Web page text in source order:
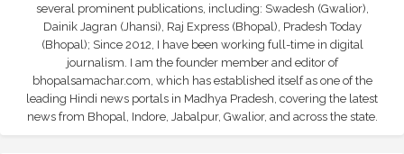
several prominent publications, including: Swadesh (Gwalior),
Dainik Jagran (Jhansi), Raj Express (Bhopal), Pradesh Today
(Bhopal); Since 2012, I have been working full-time in digital
journalism. I am the founder member and editor of
bhopalsamachar.com, which has established itself as one of the
leading Hindi news portals in Madhya Pradesh, covering the latest
news from Bhopal, Indore, Jabalpur, Gwalior, and across the state.